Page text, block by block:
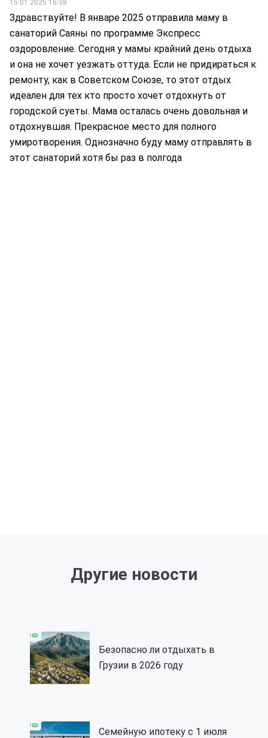
15.01.2025 16:38
Здравствуйте! В январе 2025 отправила маму в
санаторий Саяны по программе Экспресс
оздоровление. Сегодня у мамы крайний день отдыха
и она не хочет уезжать оттуда. Если не придираться к
ремонту, как в Советском Союзе, то этот отдых
идеален для тех кто просто хочет отдохнуть от
городской суеты. Мама осталась очень довольная и
отдохнувшая. Прекрасное место для полного
умиротворения. Однозначно буду маму отправлять в
этот санаторий хотя бы раз в полгода
Другие новости
Безопасно ли отдыхать в
Грузии в 2026 году
Семейную ипотеку с 1 июля